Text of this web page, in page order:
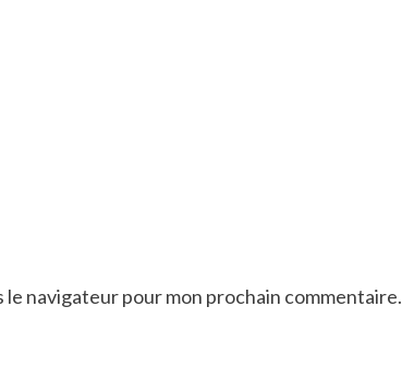
navigateur pour mon prochain commentaire.